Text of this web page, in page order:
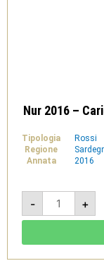
Nur 2016 –
Tipologia
Rossi
Regione
Annata
2016
-
Nur
2016
-
Carignano
-
+